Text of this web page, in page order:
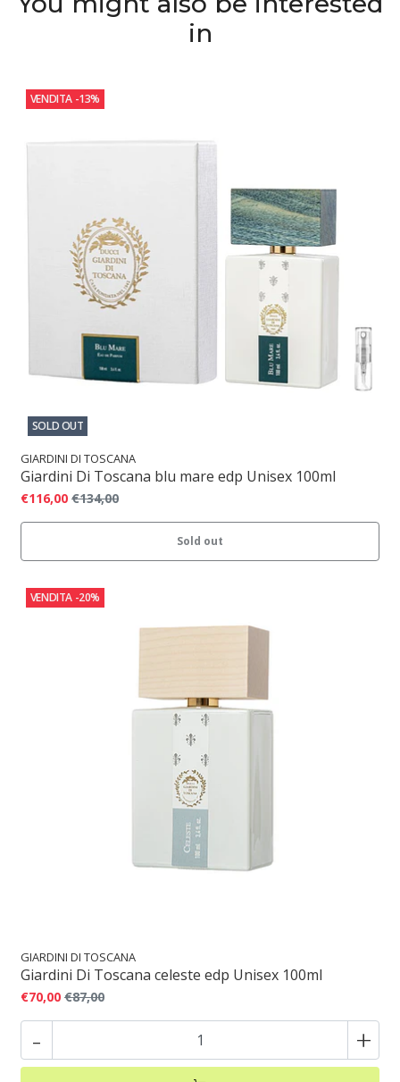
in
VENDITA -13%
SOLD OUT
GIARDINI DI TOSCANA
Giardini Di Toscana blu mare edp Unisex 100ml
€116,00 €134,00
Sold out
VENDITA -20%
GIARDINI DI TOSCANA
Giardini Di Toscana celeste edp Unisex 100ml
€70,00 €87,00
- +